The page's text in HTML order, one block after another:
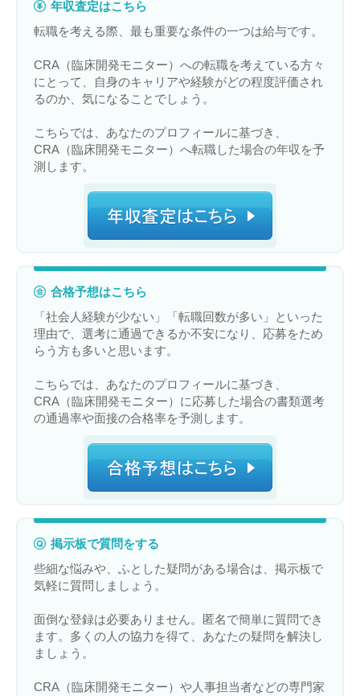
年収査定はこちら
転職を考える際、最も重要な条件の一つは給与です。
CRA（臨床開発モニター）への転職を考えている方々
にとって、自身のキャリアや経験がどの程度評価され
るのか、気になることでしょう。
こちらでは、あなたのプロフィールに基づき、
CRA（臨床開発モニター）へ転職した場合の年収を予
測します。
合格予想はこちら
「社会人経験が少ない」「転職回数が多い」といった
理由で、選考に通過できるか不安になり、応募をため
らう方も多いと思います。
こちらでは、あなたのプロフィールに基づき、
CRA（臨床開発モニター）に応募した場合の書類選考
の通過率や面接の合格率を予測します。
掲示板で質問をする
些細な悩みや、ふとした疑問がある場合は、掲示板で
気軽に質問しましょう。
面倒な登録は必要ありません。匿名で簡単に質問でき
ます。多くの人の協力を得て、あなたの疑問を解決し
ましょう。
CRA（臨床開発モニター）や人事担当者などの専門家